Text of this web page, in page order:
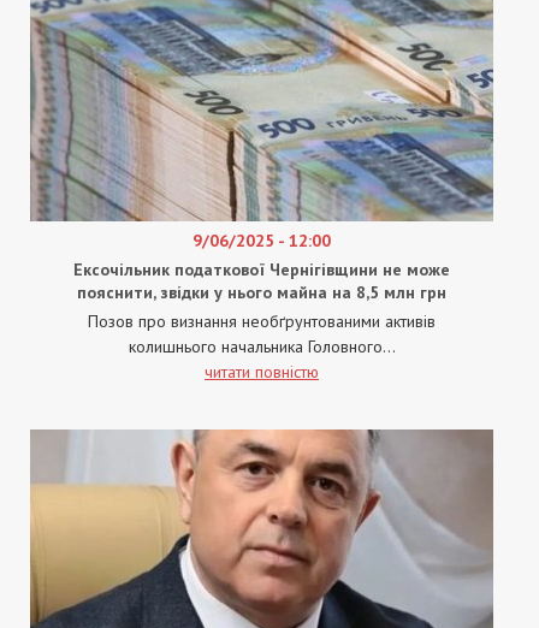
9/06/2025 - 12:00
Ексочільник податкової Чернігівщини не може
пояснити, звідки у нього майна на 8,5 млн грн
Позов про визнання необґрунтованими активів
колишнього начальника Головного...
читати повністю